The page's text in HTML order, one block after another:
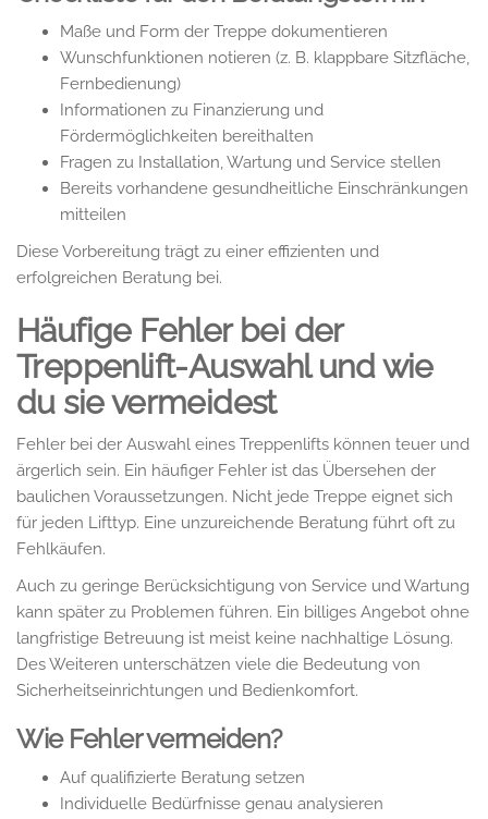
Maße und Form der Treppe dokumentieren
Wunschfunktionen notieren (z. B. klappbare Sitzfläche,
Fernbedienung)
Informationen zu Finanzierung und
Fördermöglichkeiten bereithalten
Fragen zu Installation, Wartung und Service stellen
Bereits vorhandene gesundheitliche Einschränkungen
mitteilen
Diese Vorbereitung trägt zu einer effizienten und
erfolgreichen Beratung bei.
Häufige Fehler bei der
Treppenlift-Auswahl und wie
du sie vermeidest
Fehler bei der Auswahl eines Treppenlifts können teuer und
ärgerlich sein. Ein häufiger Fehler ist das Übersehen der
baulichen Voraussetzungen. Nicht jede Treppe eignet sich
für jeden Lifttyp. Eine unzureichende Beratung führt oft zu
Fehlkäufen.
Auch zu geringe Berücksichtigung von Service und Wartung
kann später zu Problemen führen. Ein billiges Angebot ohne
langfristige Betreuung ist meist keine nachhaltige Lösung.
Des Weiteren unterschätzen viele die Bedeutung von
Sicherheitseinrichtungen und Bedienkomfort.
Wie Fehler vermeiden?
Auf qualifizierte Beratung setzen
Individuelle Bedürfnisse genau analysieren